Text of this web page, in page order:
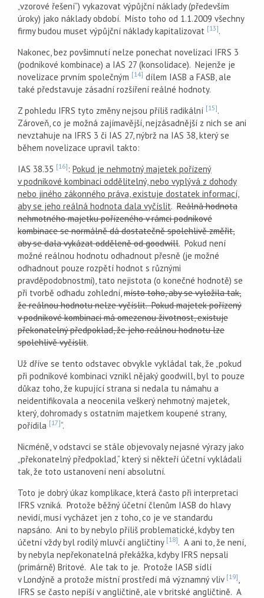
„vzorové řešení“) vykazovat výpůjční náklady (především
úroky) jako náklady období. Místo toho od 1.1.2009 všechny
firmy budou muset výpůjční náklady kapitalizovat [13].
Nakonec, bez povšimnutí nelze ponechat novelizaci IFRS 3
(podnikové kombinace) a IAS 27 (konsolidace). Nejenže je
novelizace prvním společným [14] dílem IASB a FASB, ale
také představuje zásadní rozšíření reálné hodnoty.
Z pohledu IFRS tyto změny nejsou příliš radikální [15].
Zároveň, co je možná zajímavější, nejzásadnější z nich se ani
nevztahuje na IFRS 3 či IAS 27, nýbrž na IAS 38, který se
během novelizace upravil takto:
IAS 38.35 [16] : Pokud je nehmotný majetek pořízený
v podnikové kombinaci oddělitelný, nebo vyplývá z dohody
nebo jiného zákonného práva, existuje dostatek informací,
aby se jeho reálná hodnota dala vyčíslit. Reálná hodnota
nehmotného majetku pořízeného v rámci podnikové
kombinace se normálně dá dostatečně spolehlivě změřit,
aby se dala vykázat odděleně od goodwill. Pokud není
možné reálnou hodnotu odhadnout přesně (je možné
odhadnout pouze rozpětí hodnot s různými
pravděpodobnostmi), tato nejistota (o konečné hodnotě) se
při tvorbě odhadu zohlední,místo toho, aby se vyložila tak,
že reálnou hodnotu nelze vyčíslit. Pokud majetek pořízený
v podnikové kombinaci má omezenou životnost, existuje
překonatelný předpoklad, že jeho reálnou hodnotu lze
spolehlivě vyčíslit.
Už dříve se tento odstavec obvykle vykládal tak, že „pokud
při podnikové kombinaci vznikl nějaký goodwill, byl to pouze
důkaz toho, že kupující strana si nedala tu námahu a
neidentifikovala a neocenila veškerý nehmotný majetek,
který, dohromady s ostatním majetkem koupené strany,
pořídila [17]“.
Nicméně, v odstavci se stále objevovaly nejasné výrazy jako
„překonatelný předpoklad,“ který si někteří účetní vykládali
tak, že toto ustanovení není absolutní.
Toto je dobrý úkaz komplikace, která často při interpretaci
IFRS vzniká. Protože běžný účetní členům IASB do hlavy
nevidí, musí vycházet jen z toho, co je ve standardu
napsáno. Ani to by nebylo příliš problematické, kdyby ten
účetní vždy byl rodilý mluvčí angličtiny [18]. A ani to, že není,
by nebyla nepřekonatelná překážka, kdyby IFRS nepsali
(primárně) Britové. Ale tak to je. Protože IASB sídlí
v Londýně a protože místní prostředí má významný vliv [19],
IFRS se často nepíší v angličtině, ale v britské angličtině. A